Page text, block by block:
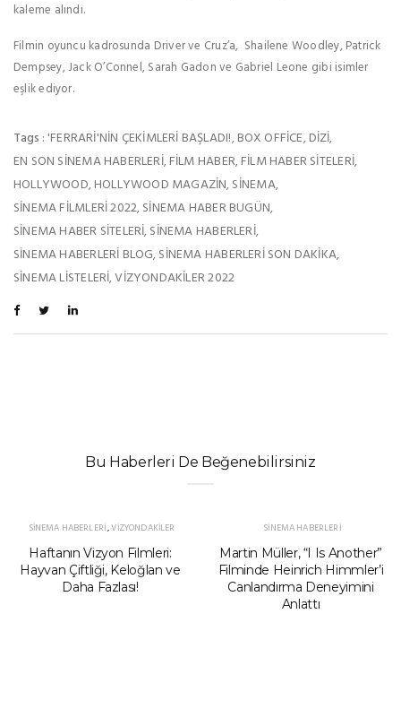
kaleme alındı.
Filmin oyuncu kadrosunda Driver ve Cruz’a, Shailene Woodley, Patrick
Dempsey, Jack O’Connel, Sarah Gadon ve Gabriel Leone gibi isimler
eşlik ediyor.
Tags : 'FERRARI'NIN ÇEKIMLERI BAŞLADI!,BOX OFFICE,DIZI,
EN SON SINEMA HABERLERI,FILM HABER,FILM HABER SITELERI,
HOLLYWOOD,HOLLYWOOD MAGAZIN,SINEMA,
SINEMA FILMLERI 2022,SINEMA HABER BUGÜN,
SINEMA HABER SITELERI,SINEMA HABERLERI,
SINEMA HABERLERI BLOG,SINEMA HABERLERI SON DAKIKA,
SINEMA LISTELERI,VIZYONDAKILER 2022
Bu Haberleri De Beğenebilirsiniz
SINEMA HABERLERI,VIZYONDAKILER
Haftanın Vizyon Filmleri:
Hayvan Çiftliği, Keloğlan ve
Daha Fazlası!
SINEMA HABERLERI
Martin Müller, “I Is Another”
Filminde Heinrich Himmler’i
Canlandırma Deneyimini
Anlattı